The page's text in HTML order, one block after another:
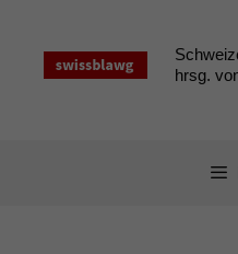
springen
hrsg.